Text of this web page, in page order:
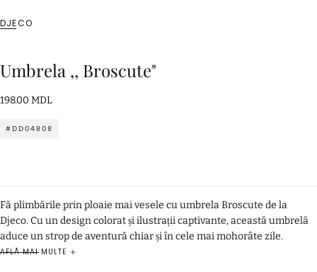
DJECO
Umbrela ,, Broscute"
198.00
Preț
198.00 MDL
#DD04808
Fă plimbările prin ploaie mai vesele cu umbrela Broscute de la
Djeco. Cu un design colorat și ilustrații captivante, această umbrelă
aduce un strop de aventură chiar și în cele mai mohorâte zile.
Descriere Produs:
AFLĂ MAI MULTE